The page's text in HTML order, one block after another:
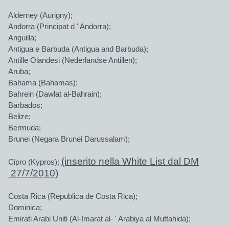
Alderney (Aurigny);
Andorra (Principat d ' Andorra);
Anguilla;
Antigua e Barbuda (Antigua and Barbuda);
Antille Olandesi (Nederlandse Antillen);
Aruba;
Bahama (Bahamas);
Bahrein (Dawlat al-Bahrain);
Barbados;
Belize;
Bermuda;
Brunei (Negara Brunei Darussalam);
Cipro (Kypros); (inserito nella White List dal DM
27/7/2010)
Costa Rica (Republica de Costa Rica);
Dominica;
Emirati Arabi Uniti (Al-Imarat al- ' Arabiya al Muttahida);